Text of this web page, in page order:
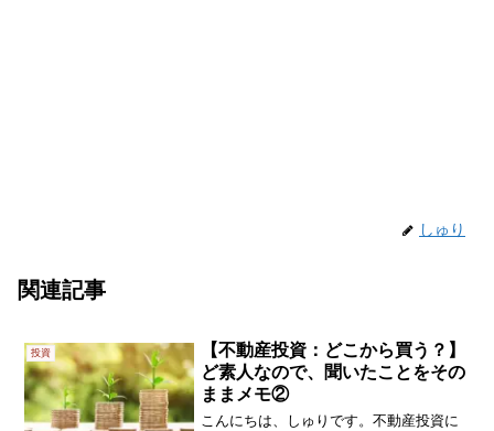
しゅり
関連記事
投資
【不動産投資：どこから買う？】
ど素人なので、聞いたことをその
ままメモ②
こんにちは、しゅりです。不動産投資に